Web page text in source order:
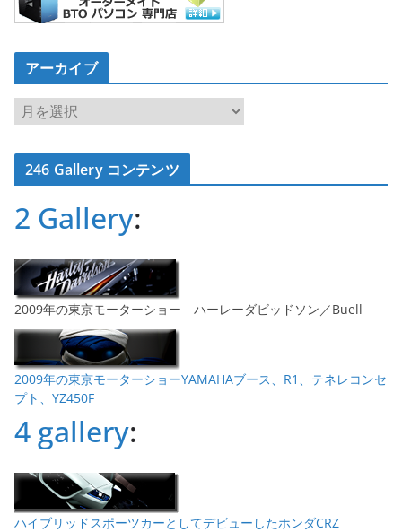
アーカイブ
ア
ー
カ
イ246 Gallery コンテンツ
2 Gallery:
2009年の東京モーターショー ハーレーダビッドソン／Buell
2009年の東京モーターショーYAMAHAブース、R1、テネレコンセ
プト、YZ450F
4 gallery:
ハイブリッドスポーツカーとしてデビューしたホンダCRZ